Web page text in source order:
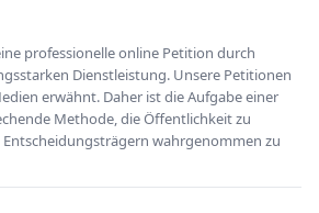
Deutschland habt - sei es, weil Ihr
weil Ihr findet, dass man uns
einfach unsere journalistische
oder weil Ihr selbst in der
werdet:
Namen für die Rettung von
ein!
professionelle online Petition durch
Dienstleistung. Unsere Petitionen
erwähnt. Daher ist die Aufgabe einer
Methode, die Öffentlichkeit zu
wahrgenommen zu